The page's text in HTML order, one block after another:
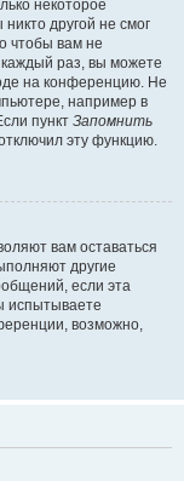
некоторое
другой не смог
чтобы вам не
раз, вы можете
на конференцию. Не
например в
пункт Запомнить
эту функцию.
вам оставаться
другие
если эта
испытываете
возможно,